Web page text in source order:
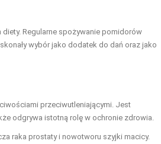
Regularne spożywanie pomidorów
wybór jako dodatek do dań oraz jako
przeciwutleniającymi. Jest
odgrywa istotną rolę w ochronie zdrowia.
raka prostaty i nowotworu szyjki macicy.